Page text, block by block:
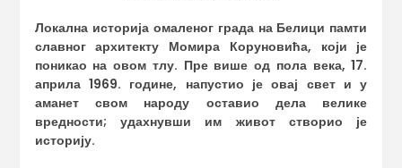
Локална историјаомаленог града на Белици памти
славног архитекту Момира Коруновића, који је
поникао на овом тлу. Пре више од пола века, 17.
априла 1969. године, напустио је овај свет и у
аманет свом народу оставио дела велике
вредности; удахнувши им живот створио је
историју.